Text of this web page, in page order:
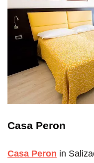
Casa Peron
Casa Peron in